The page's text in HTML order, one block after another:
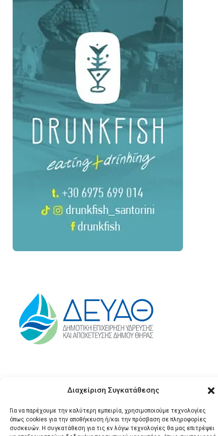
Διαχείριση Συγκατάθεσης
Για να παρέχουμε την καλύτερη εμπειρία, χρησιμοποιούμε τεχνολογίες
όπως cookies για την αποθήκευση ή/και την πρόσβαση σε πληροφορίες
συσκευών. Η συγκατάθεση για τις εν λόγω τεχνολογίες θα μας επιτρέψει
© 2026 Santonews - Όλα